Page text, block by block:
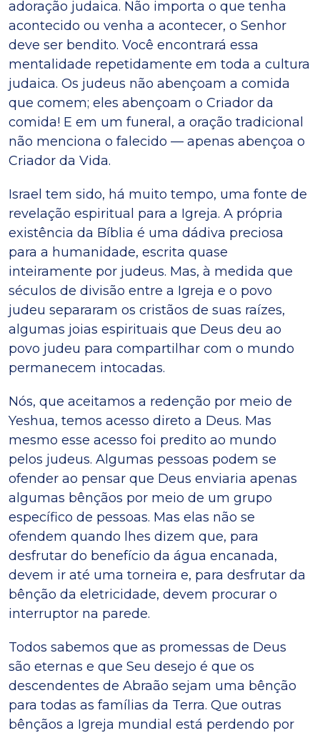
adoração judaica. Não importa o que tenha
acontecido ou venha a acontecer, o Senhor
deve ser bendito. Você encontrará essa
mentalidade repetidamente em toda a cultura
judaica. Os judeus não abençoam a comida
que comem; eles abençoam o Criador da
comida! E em um funeral, a oração tradicional
não menciona o falecido — apenas abençoa o
Criador da Vida.
Israel tem sido, há muito tempo, uma fonte de
revelação espiritual para a Igreja. A própria
existência da Bíblia é uma dádiva preciosa
para a humanidade, escrita quase
inteiramente por judeus. Mas, à medida que
séculos de divisão entre a Igreja e o povo
judeu separaram os cristãos de suas raízes,
algumas joias espirituais que Deus deu ao
povo judeu para compartilhar com o mundo
permanecem intocadas.
Nós, que aceitamos a redenção por meio de
Yeshua, temos acesso direto a Deus. Mas
mesmo esse acesso foi predito ao mundo
pelos judeus. Algumas pessoas podem se
ofender ao pensar que Deus enviaria apenas
algumas bênçãos por meio de um grupo
específico de pessoas. Mas elas não se
ofendem quando lhes dizem que, para
desfrutar do benefício da água encanada,
devem ir até uma torneira e, para desfrutar da
bênção da eletricidade, devem procurar o
interruptor na parede.
Todos sabemos que as promessas de Deus
são eternas e que Seu desejo é que os
descendentes de Abraão sejam uma bênção
para todas as famílias da Terra. Que outras
bênçãos a Igreja mundial está perdendo por